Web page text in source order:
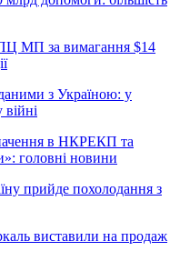
МП за вимагання $14
з Україною: у
в НКРЕКП та
головні новини
прийде похолодання з
виставили на продаж